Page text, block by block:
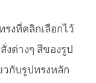
งที่คลิกเลือกไว้
งต่างๆ สีของรูป
กับรูปทรงหลัก